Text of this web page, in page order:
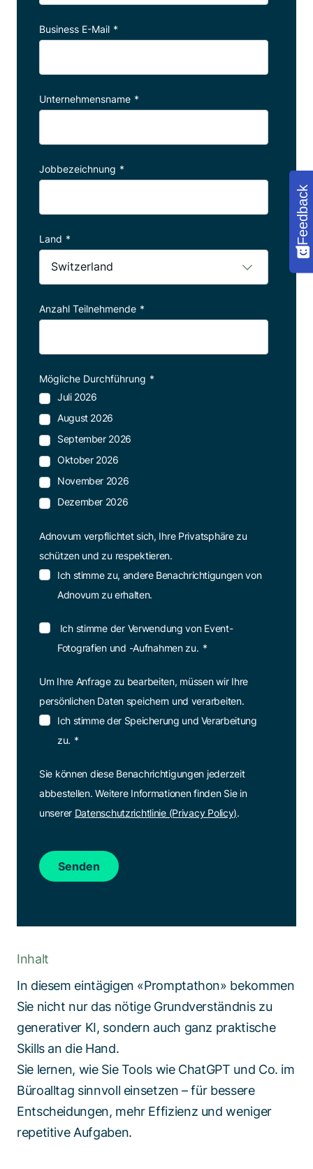
Inhalt
​In diesem eintägigen «Promptathon» bekommen
Sie nicht nur das nötige Grundverständnis zu
generativer KI, sondern auch ganz praktische
Skills an die Hand.
Sie lernen, wie Sie Tools wie ChatGPT und Co. im
Büroalltag sinnvoll einsetzen – für bessere
Entscheidungen, mehr Effizienz und weniger
repetitive Aufgaben.​
Business E-Mail *
Unternehmensname *
Jobbezeichnung *
Land *
Anzahl Teilnehmende *
Mögliche Durchführung *
Juli 2026
August 2026
September 2026
Oktober 2026
November 2026
Dezember 2026
Adnovum verpflichtet sich, Ihre Privatsphäre zu
schützen und zu respektieren.
Ich stimme zu, andere Benachrichtigungen von
Adnovum zu erhalten.
Ich stimme der Verwendung von Event-
Fotografien und -Aufnahmen zu. *
Um Ihre Anfrage zu bearbeiten, müssen wir Ihre
persönlichen Daten speichern und verarbeiten.
Ich stimme der Speicherung und Verarbeitung
zu. *
Sie können diese Benachrichtigungen jederzeit
abbestellen. Weitere Informationen finden Sie in
unserer Datenschutzrichtlinie (Privacy Policy).
Feedback